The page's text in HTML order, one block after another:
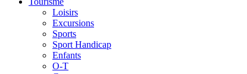
Loisirs
Excursions
Sports
Sport Handicap
Enfants
O-T